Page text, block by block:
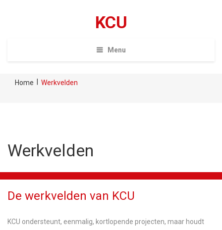
KCU
Menu
Home Werkvelden
Werkvelden
De werkvelden van KCU
KCU ondersteunt, eenmalig, kortlopende projecten, maar houdt